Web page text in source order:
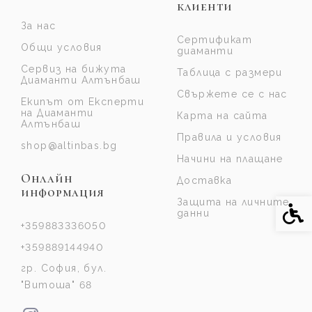
За нас
Общи условия
Сервиз на бижута
Диаманти Алтънбаш
Екипът от Експерти
на Диаманти
Алтънбаш
shop@altinbas.bg
Онлайн
информация
+359883336050
+359889144940
гр. София, бул.
"Витоша" 68
клиенти
Сертификат
диаманти
Таблица с размери
Свържете се с нас
Карта на сайта
Правила и условия
Начини на плащане
Доставка
Защита на личните
данни